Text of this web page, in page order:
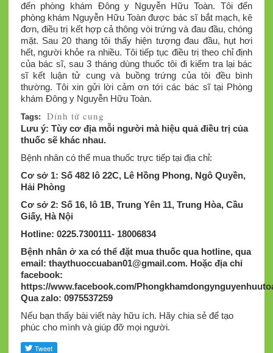
đến phòng khám Đông y Nguyễn Hữu Toàn. Tôi đến
phòng khám Nguyễn Hữu Toàn được bác sĩ bắt mạch, kê
đơn, điều trị kết hợp cả thông vòi trứng và đau đầu, chóng
mặt. Sau 20 thang tôi thấy hiện tượng đau đầu, hụt hơi
hết, người khỏe ra nhiều. Tôi tiếp tục điều trị theo chỉ định
của bác sĩ, sau 3 tháng dùng thuốc tôi đi kiểm tra lại bác
sĩ kết luận tử cung và buồng trứng của tôi đều bình
thường. Tôi xin gửi lời cảm ơn tới các bác sĩ tại Phòng
khám Đông y Nguyễn Hữu Toàn.
Tags: Dính tử cung
Lưu ý: Tùy cơ địa mỗi người mà hiệu quả điều trị của
thuốc sẽ khác nhau.
Bệnh nhân có thể mua thuốc trực tiếp tại địa chỉ:
Cơ sở 1: Số 482 lô 22C, Lê Hồng Phong, Ngô Quyền,
Hải Phòng
Cơ sở 2: Số 16, lô 1B, Trung Yên 11, Trung Hòa, Cầu
Giấy, Hà Nội
Hotline: 0225.7300111- 18006834
Bệnh nhân ở xa có thể đặt mua thuốc qua hotline, qua
email: thaythuoccuaban01@gmail.com. Hoặc địa chỉ
facebook:
https://www.facebook.com/
Qua zalo: 0975537259
Nếu bạn thấy bài viết này hữu ích. Hãy chia sẻ để tạo
phúc cho mình và giúp đỡ mọi người.